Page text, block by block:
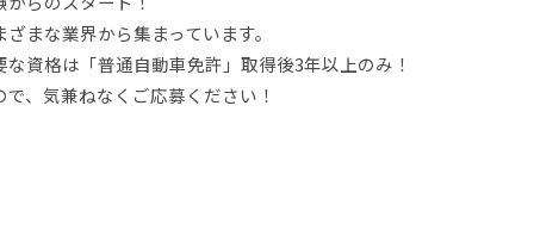
まな業界から集まっています。
資格は「普通自動車免許」取得後3年以上のみ！
、気兼ねなくご応募ください！